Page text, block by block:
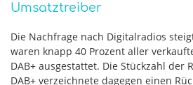
Umsatztreiber
Die Nachfrage nach Digitalradios
waren knapp 40 Prozent aller
DAB+ ausgestattet. Die Stückzahl der
DAB+ verzeichnete dagegen einen